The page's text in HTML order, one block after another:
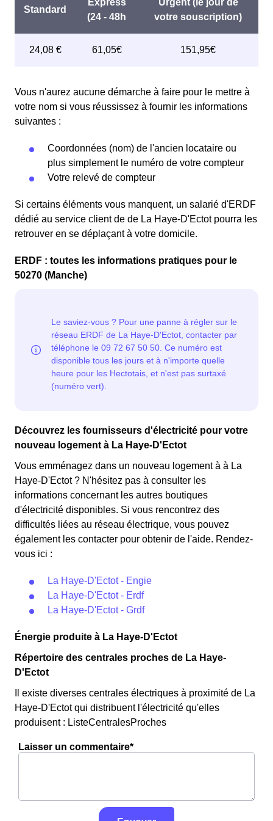
Vous n'aurez aucune démarche à faire pour le mettre à
votre nom si vous réussissez à fournir les informations
suivantes :
Coordonnées (nom) de l'ancien locataire ou
plus simplement le numéro de votre compteur
Votre relevé de compteur
Si certains éléments vous manquent, un salarié d'ERDF
dédié au service client de de La Haye-D'Ectot pourra les
retrouver en se déplaçant à votre domicile.
ERDF : toutes les informations pratiques pour le
50270 (Manche)
Découvrez les fournisseurs d'électricité pour votre
nouveau logement à La Haye-D'Ectot
Vous emménagez dans un nouveau logement à à La
Haye-D'Ectot ? N'hésitez pas à consulter les
informations concernant les autres boutiques
d'électricité disponibles. Si vous rencontrez des
difficultés liées au réseau électrique, vous pouvez
également les contacter pour obtenir de l'aide. Rendez-
vous ici :
La Haye-D'Ectot - Engie
La Haye-D'Ectot - Erdf
La Haye-D'Ectot - Grdf
Énergie produite à La Haye-D'Ectot
Répertoire des centrales proches de La Haye-
D'Ectot
Il existe diverses centrales électriques à proximité de La
Haye-D'Ectot qui distribuent l'électricité qu'elles
produisent : ListeCentralesProches
Laisser un commentaire*